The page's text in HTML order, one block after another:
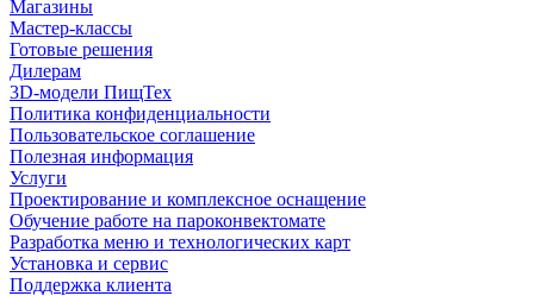
Магазины
Мастер-классы
Готовые решения
Дилерам
3D-модели ПищТех
Политика конфиденциальности
Пользовательское соглашение
Полезная информация
Услуги
Проектирование и комплексное оснащение
Обучение работе на пароконвектомате
Разработка меню и технологических карт
Установка и сервис
Поддержка клиента